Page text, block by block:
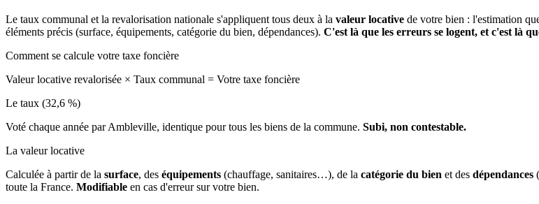
Le taux communal et la revalorisation nationale s'appliquent tous deux à la valeur locative de votre bien : l'estimation
éléments précis (surface, équipements, catégorie du bien, dépendances). C'est là que les erreurs se logent, et c'est là
Comment se calcule votre taxe foncière
Valeur locative revalorisée × Taux communal = Votre taxe foncière
Le taux (32,6 %)
Voté chaque année par Ambleville, identique pour tous les biens de la commune. Subi, non contestable.
La valeur locative
Calculée à partir de la surface, des équipements (chauffage, sanitaires…), de la catégorie du bien et des dépendances
toute la France. Modifiable en cas d'erreur sur votre bien.